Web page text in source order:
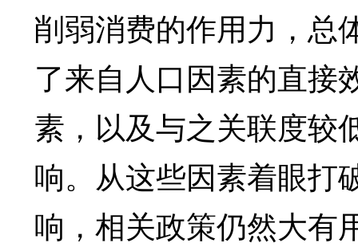
削弱消费的作用力，总
了来自人口因素的直接
素，以及与之关联度较
响。从这些因素着眼打
响，相关政策仍然大有